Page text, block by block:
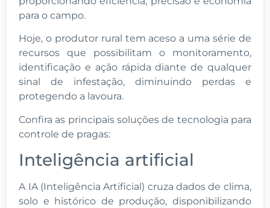
para o campo.
Hoje, o produtor rural tem aceso a uma série de
recursos que possibilitam o monitoramento,
identificação e ação rápida diante de qualquer
sinal de infestação, diminuindo perdas e
protegendo a lavoura.
Confira as principais soluções de tecnologia para
controle de pragas:
Inteligência artificial
A IA (Inteligência Artificial) cruza dados de clima,
solo e histórico de produção, disponibilizando